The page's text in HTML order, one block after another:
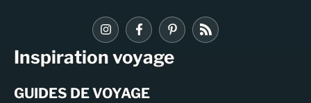
Inspiration voyage
GUIDES DE VOYAGE